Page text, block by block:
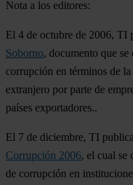
Nota a los editores:
El 4 de octubre de 2006, TI
Soborno, documento que se
corrupción en términos de
extranjero por parte de
países exportadores..
El 7 de diciembre, TI
Corrupción 2006, el cual se
de corrupción en